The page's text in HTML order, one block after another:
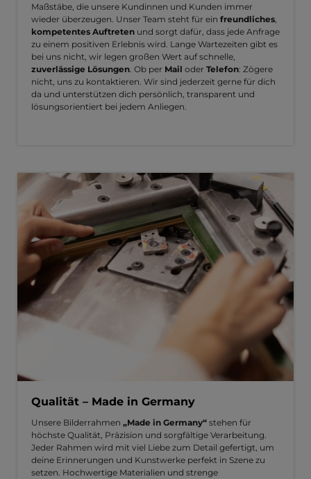
Maßstäbe, die unsere Kundinnen und Kunden immer
wieder überzeugen. Unser Team steht für ein freundliches
kompetentes Auftreten und sorgt dafür, dass jede Anfrage
zu einem positiven Erlebnis wird. Lange Wartezeiten gibt es
bei uns nicht, wir legen großen Wert auf schnelle,
zuverlässige Lösungen . Ob per Mail oder Telefon: Zögere
nicht, uns zu kontaktieren. Wir sind jederzeit gerne für dich
da und unterstützen dich persönlich, transparent und
lösungsorientiert bei jedem Anliegen.
Qualität – Made in Germany
Unsere Bilderrahmen „Made in Germany“ stehen für
höchste Qualität, Präzision und sorgfältige Verarbeitung.
Jeder Rahmen wird mit viel Liebe zum Detail gefertigt, um
deine Erinnerungen und Kunstwerke perfekt in Szene zu
setzen. Hochwertige Materialien und strenge